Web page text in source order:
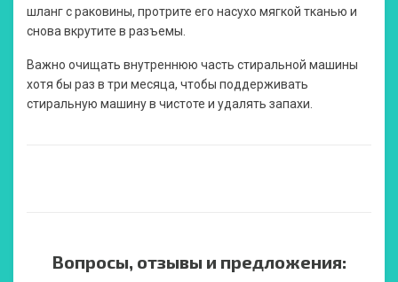
шланг с раковины, протрите его насухо мягкой тканью и
снова вкрутите в разъемы.
Важно очищать внутреннюю часть стиральной машины
хотя бы раз в три месяца, чтобы поддерживать
стиральную машину в чистоте и удалять запахи.
Вопросы, отзывы и предложения: